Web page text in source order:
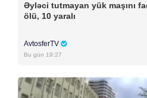
Əyləci tutmayan yük maşını
ölü, 10 yaralı
AvtosferTV
Bu gün 19:27